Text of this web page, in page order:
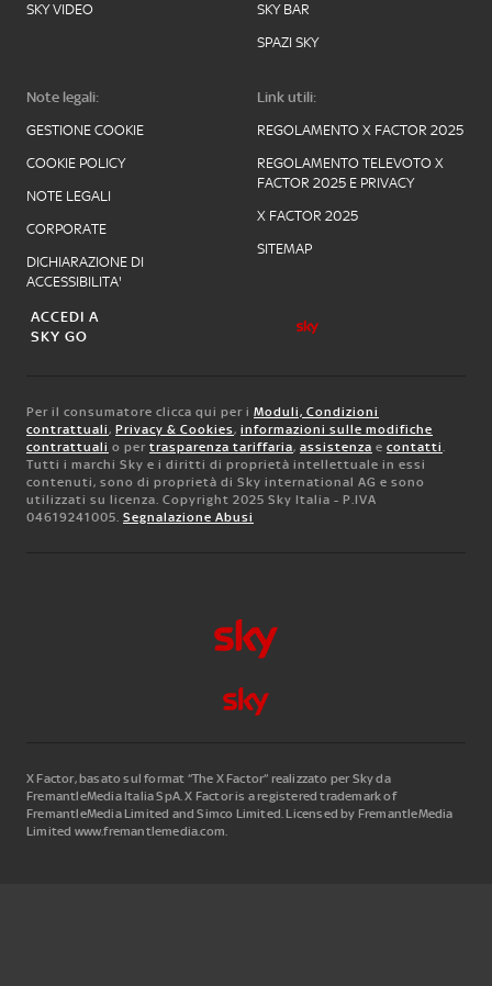
SKY VIDEO
SKY BAR
SPAZI SKY
Note legali:
GESTIONE COOKIE
COOKIE POLICY
NOTE LEGALI
CORPORATE
DICHIARAZIONE DI
ACCESSIBILITA'
Link utili:
REGOLAMENTO X FACTOR 2025
REGOLAMENTO TELEVOTO X
FACTOR 2025 E PRIVACY
X FACTOR 2025
SITEMAP
ACCEDI A
SKY GO
Per il consumatore clicca qui per i Moduli, Condizioni
contrattuali, Privacy & Cookies, informazioni sulle modifiche
contrattuali o per trasparenza tariffaria, assistenza e contatti.
Tutti i marchi Sky e i diritti di proprietà intellettuale in essi
contenuti, sono di proprietà di Sky international AG e sono
utilizzati su licenza. Copyright 2025 Sky Italia - P.IVA
04619241005. Segnalazione Abusi
X Factor, basato sul format “The X Factor” realizzato per Sky da
FremantleMedia Italia SpA.X Factor is a registered trademark of
FremantleMedia Limited and Simco Limited. Licensed by FremantleMedia
Limited www.fremantlemedia.com.